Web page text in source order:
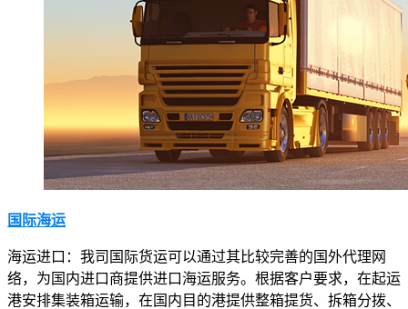
国际海运
海运进口：我司国际货运可以通过其比较完善的国外代理网
络，为国内进口商提供进口海运服务。根据客户要求，在起运
港安排集装箱运输，在国内目的港提供整箱提货、拆箱分拨、